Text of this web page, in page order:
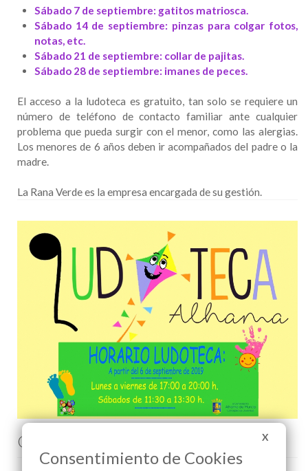
Sábado 7 de septiembre: gatitos matriosca.
Sábado 14 de septiembre: pinzas para colgar fotos,
notas, etc.
Sábado 21 de septiembre: collar de pajitas.
Sábado 28 de septiembre: imanes de peces.
El acceso a la ludoteca es gratuito, tan solo se requiere un
número de teléfono de contacto familiar ante cualquier
problema que pueda surgir con el menor, como las alergias.
Los menores de 6 años deben ir acompañados del padre o la
madre.
La Rana Verde es la empresa encargada de su gestión.
Comenta esta noticia en Facebook X
Consentimiento de Cookies